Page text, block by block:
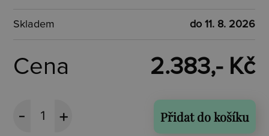
Skladem do 11. 8. 2026
Cena 2.383,- Kč
Přidat do košíku